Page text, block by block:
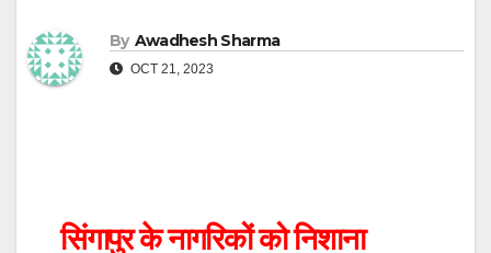
By Awadhesh Sharma
OCT 21, 2023
सिंगापुर के नागरिकों को निशाना